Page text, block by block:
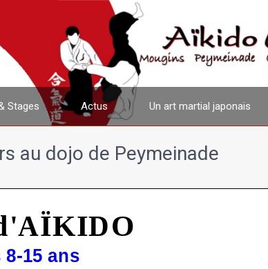
Stages Actus Un art martial japonais
au dojo de Peymeinade